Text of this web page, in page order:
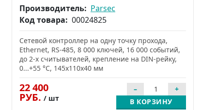
Производитель: Parsec
Код товара: 00024825
Сетевой контроллер на одну точку прохода,
Ethernet, RS-485, 8 000 ключей, 16 000 событий,
до 2-х считывателей, крепление на DIN-рейку,
0...+55 °C, 145х110х40 мм
22 400
РУБ. / шт В КОРЗИНУ